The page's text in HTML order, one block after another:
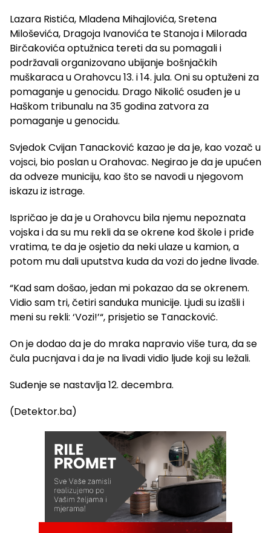
Lazara Ristića, Mladena Mihajlovića, Sretena
Miloševića, Dragoja Ivanovića te Stanoja i Milorada
Birčakovića optužnica tereti da su pomagali i
podržavali organizovano ubijanje bošnjačkih
muškaraca u Orahovcu 13. i 14. jula. Oni su optuženi za
pomaganje u genocidu. Drago Nikolić osuđen je u
Haškom tribunalu na 35 godina zatvora za
pomaganje u genocidu.
Svjedok Cvijan Tanacković kazao je da je, kao vozač u
vojsci, bio poslan u Orahovac. Negirao je da je upućen
da odveze municiju, kao što se navodi u njegovom
iskazu iz istrage.
Ispričao je da je u Orahovcu bila njemu nepoznata
vojska i da su mu rekli da se okrene kod škole i priđe
vratima, te da je osjetio da neki ulaze u kamion, a
potom mu dali uputstva kuda da vozi do jedne livade.
“Kad sam došao, jedan mi pokazao da se okrenem.
Vidio sam tri, četiri sanduka municije. Ljudi su izašli i
meni su rekli: ‘Vozi!’“, prisjetio se Tanacković.
On je dodao da je do mraka napravio više tura, da se
čula pucnjava i da je na livadi vidio ljude koji su ležali.
Suđenje se nastavlja 12. decembra.
(Detektor.ba)